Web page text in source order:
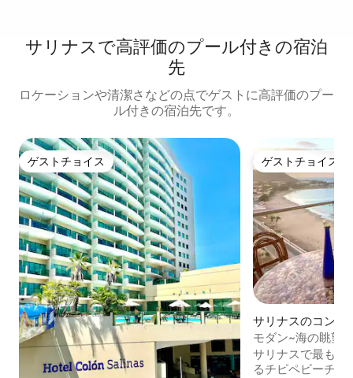
サリナスで高評価のプール付きの宿泊
先
ロケーションや清潔さなどの点でゲストに高評価のプー
ル付きの宿泊先です。
ゲストチョイス
ゲストチョイス ゲストチョイス
ゲストチョイス
サリナスのコンド
モダン~海の眺望
サリナスで最も高
るチピペビーチの